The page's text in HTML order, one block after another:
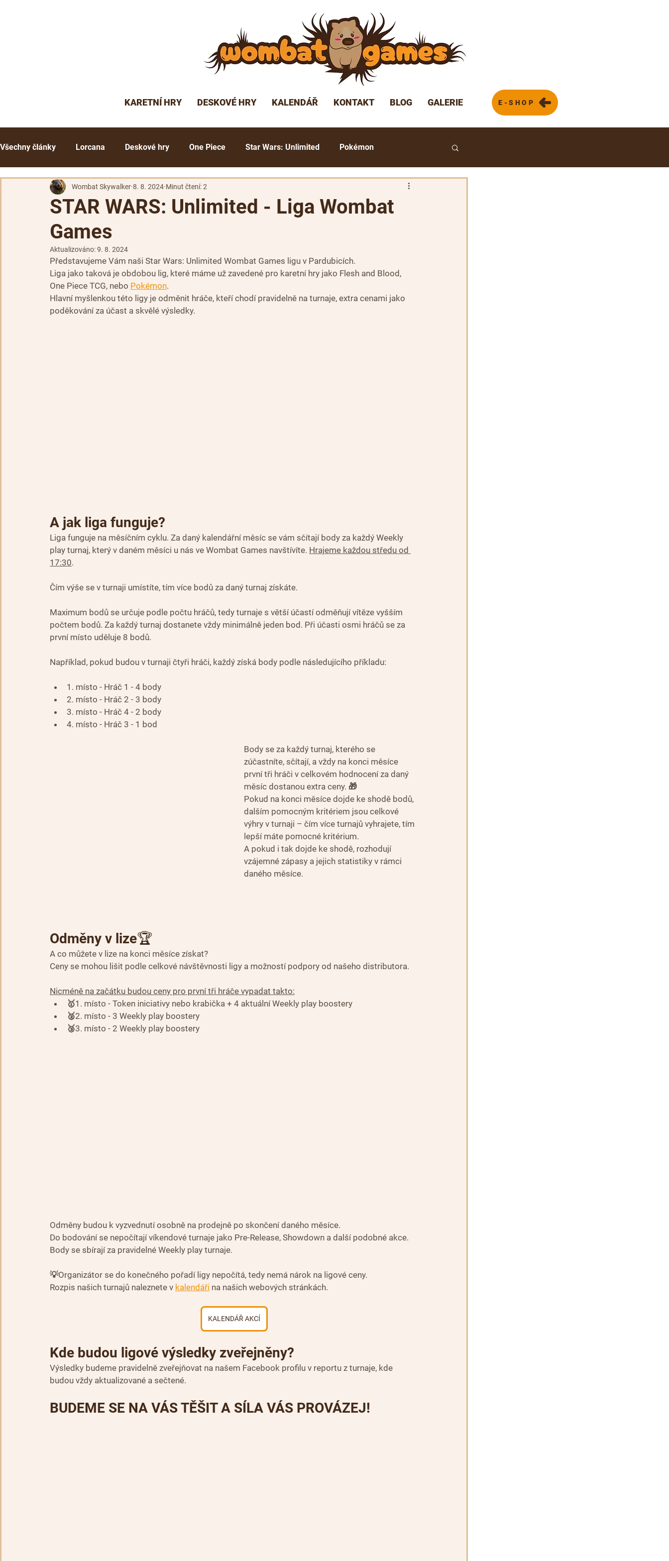
KARETNÍ HRY DESKOVÉ HRY KALENDÁŘ KONTAKT BLOG GALERIE E-SHOP
Všechny články Lorcana Deskové hry One Piece Star Wars: Unlimited Pokémon
Grand Archive Flesh and Blood Altered
STAR WARS: Unlimited - Liga Wombat
Games
Wombat Skywalker 8. 8. 2024 Minut čtení: 2
Aktualizováno:9. 8. 2024
Představujeme Vám naši Star Wars: Unlimited Wombat Games ligu v Pardubicích.
Liga jako taková je obdobou lig, které máme už zavedené pro karetní hry jako Flesh and Blood,
One Piece TCG, nebo Pokémon.
Hlavní myšlenkou této ligy je odměnit hráče, kteří chodí pravidelně na turnaje, extra cenami jako
poděkování za účast a skvělé výsledky.
A jak liga funguje?
Liga funguje na měsíčním cyklu. Za daný kalendářní měsíc se vám sčítají body za každý Weekly
play turnaj, který v daném měsíci u nás ve Wombat Games navštívíte. Hrajeme každou středu od
17:30.
Čím výše se v turnaji umístíte, tím více bodů za daný turnaj získáte.
Maximum bodů se určuje podle počtu hráčů, tedy turnaje s větší účastí odměňují vítěze vyšším
počtem bodů. Za každý turnaj dostanete vždy minimálně jeden bod. Při účasti osmi hráčů se za
první místo uděluje 8 bodů.
Například, pokud budou v turnaji čtyři hráči, každý získá body podle následujícího příkladu:
1. místo - Hráč 1 - 4 body
2. místo - Hráč 2 - 3 body
3. místo - Hráč 4 - 2 body
4. místo - Hráč 3 - 1 bod
Body se za každý turnaj, kterého se
zúčastníte, sčítají, a vždy na konci měsíce
první tři hráči v celkovém hodnocení za daný
měsíc dostanou extra ceny. 🎁
Pokud na konci měsíce dojde ke shodě bodů,
dalším pomocným kritériem jsou celkové
výhry v turnaji – čím více turnajů vyhrajete, tím
lepší máte pomocné kritérium.
A pokud i tak dojde ke shodě, rozhodují
vzájemné zápasy a jejich statistiky v rámci
daného měsíce.
Odměny v lize🏆
A co můžete v lize na konci měsíce získat?
Ceny se mohou lišit podle celkové návštěvnosti ligy a možností podpory od našeho distributora.
Nicméně na začátku budou ceny pro první tři hráče vypadat takto:
🥇1. místo - Token iniciativy nebo krabička + 4 aktuální Weekly play boostery
🥈2. místo - 3 Weekly play boostery
🥉3. místo - 2 Weekly play boostery
Odměny budou k vyzvednutí osobně na prodejně po skončení daného měsíce.
Do bodování se nepočítají víkendové turnaje jako Pre-Release, Showdown a další podobné akce.
Body se sbírají za pravidelné Weekly play turnaje.
💡Organizátor se do konečného pořadí ligy nepočítá, tedy nemá nárok na ligové ceny.
Rozpis našich turnajů naleznete v kalendáři na našich webových stránkách.
KALENDÁŘ AKCÍ
Kde budou ligové výsledky zveřejněny?
Výsledky budeme pravidelně zveřejňovat na našem Facebook profilu v reportu z turnaje, kde
budou vždy aktualizované a sečtené.
BUDEME SE NA VÁS TĚŠIT A SÍLA VÁS PROVÁZEJ!